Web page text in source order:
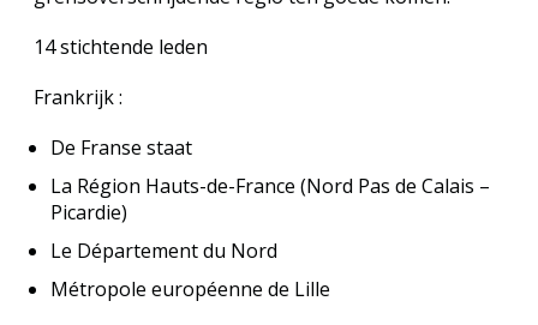
14 stichtende leden
Frankrijk :
De Franse staat
La Région Hauts-de-France (Nord Pas de Calais –
Picardie)
Le Département du Nord
Métropole européenne de Lille